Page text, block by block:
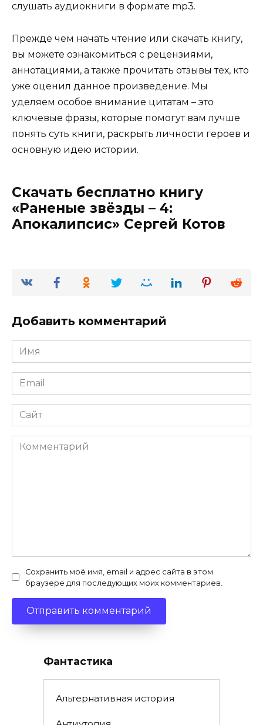
слушать аудиокниги в формате mp3.
Прежде чем начать чтение или скачать книгу,
вы можете ознакомиться с рецензиями,
аннотациями, а также прочитать отзывы тех, кто
уже оценил данное произведение. Мы
уделяем особое внимание цитатам – это
ключевые фразы, которые помогут вам лучше
понять суть книги, раскрыть личности героев и
основную идею истории.
Скачать бесплатно книгу
«Раненые звёзды – 4:
Апокалипсис» Сергей Котов
Добавить комментарий
Имя
*
Email
*
Сайт
Комментарий
Сохранить моё имя, email и адрес сайта в этом
браузере для последующих моих комментариев.
Фантастика
Альтернативная история